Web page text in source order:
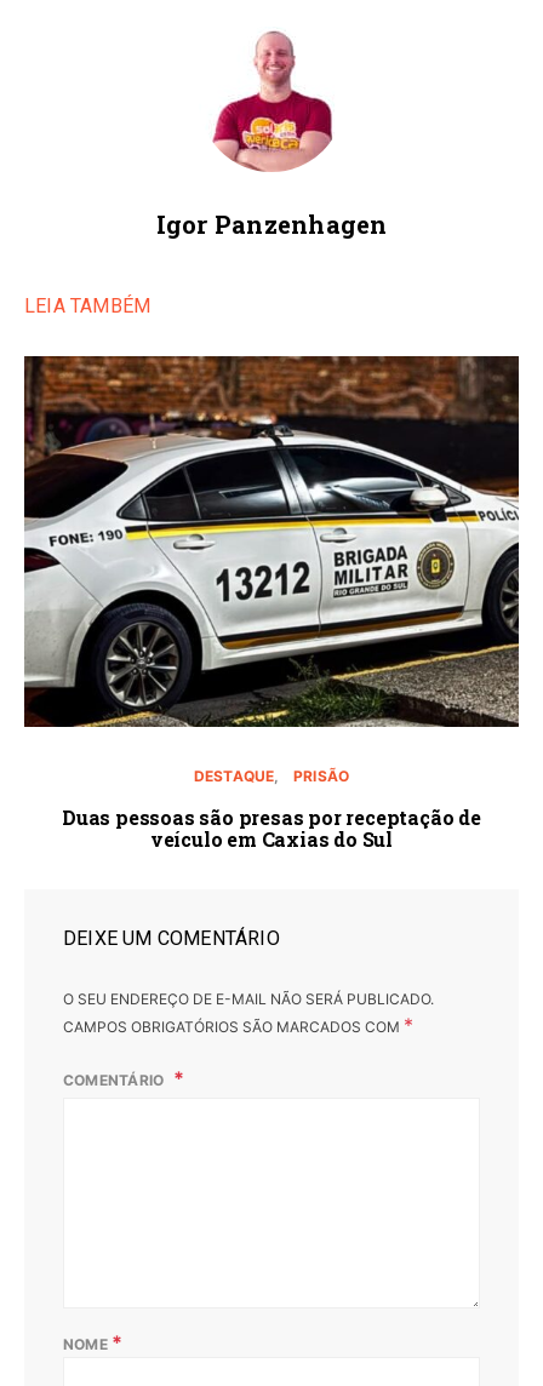
Igor Panzenhagen
LEIA TAMBÉM
DESTAQUE PRISÃO
Duas pessoas são presas por receptação de
veículo em Caxias do Sul
DEIXE UM COMENTÁRIO
O SEU ENDEREÇO DE E-MAIL NÃO SERÁ PUBLICADO.
CAMPOS OBRIGATÓRIOS SÃO MARCADOS COM *
COMENTÁRIO
NOME *